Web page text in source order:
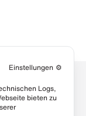
Einstellungen ⚙️
Logs,
bieten zu